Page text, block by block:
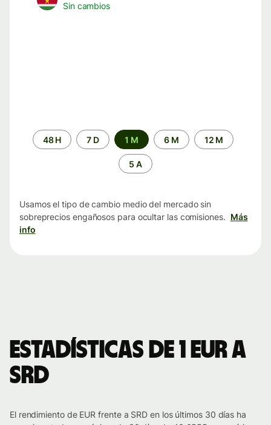
Sin cambios
Periodo48 H 7 D 1 M 6 M 12 M
5 A
Usamos el tipo de cambio medio del mercado sin
sobreprecios engañosos para ocultar las comisiones. Más
info
Estadísticas de 1 EUR a
SRD
El rendimiento de EUR frente a SRD en los últimos 30 días ha